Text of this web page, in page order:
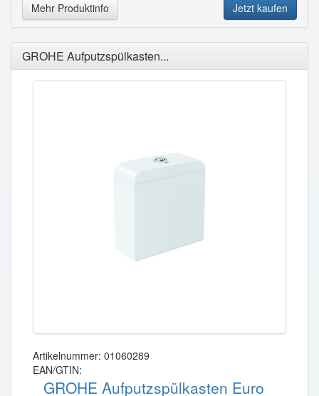
Mehr Produktinfo Jetzt kaufen
GROHE Aufputzspülkasten...
Artikelnummer: 01060289
EAN/GTIN:
GROHE Aufputzspülkasten Euro